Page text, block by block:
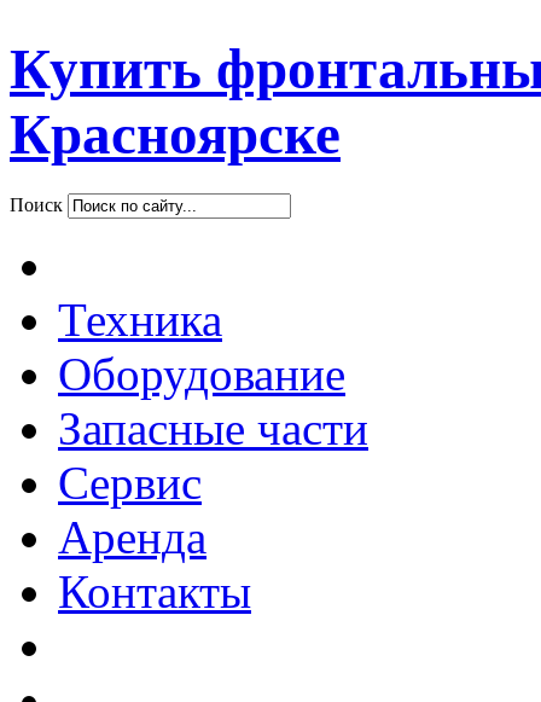
Купить
Красноярске
Поиск
Техника
Оборудование
Запасные части
Сервис
Аренда
Контакты